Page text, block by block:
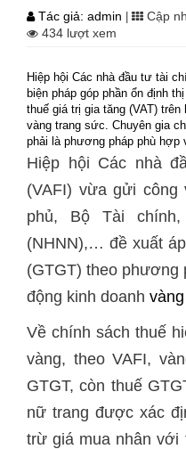
Tác giả: admin Cập
434 lượt xem
Hiệp hội Các nhà đầu tư tài
biện pháp góp phần ổn định
thuế giá trị gia tăng (VAT)
vàng trang sức. Chuyên gia
phải là phương pháp phù hợp
Hiệp hội Các nhà
(VAFI) vừa gửi công
phủ, Bộ Tài
(NHNN),… đề xuất
(GTGT) theo phương
động kinh doanh vàng
Về chính sách thuế
vàng, theo VAFI,
GTGT, còn thuế
nữ trang được xác
trừ giá mua nhân với